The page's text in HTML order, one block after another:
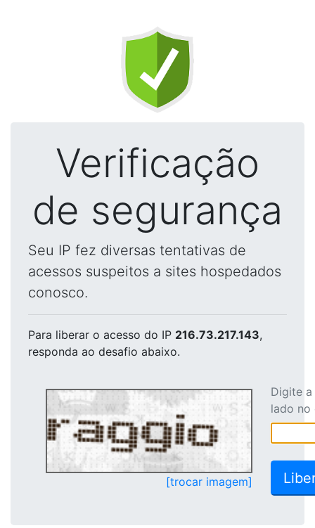
Verificação
de segurança
Seu IP fez diversas tentativas de
acessos suspeitos a sites hospedados
conosco.
Para liberar o acesso do IP 216.73.217.143,
responda ao desafio abaixo.
[trocar imagem]
Digite
lado no